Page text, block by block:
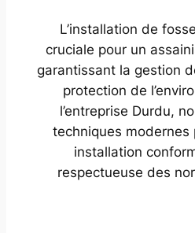
L’installation de
cruciale pour un
garantissant la gestion
protection de
l’entreprise Durdu,
techniques modernes
installation
respectueuse des